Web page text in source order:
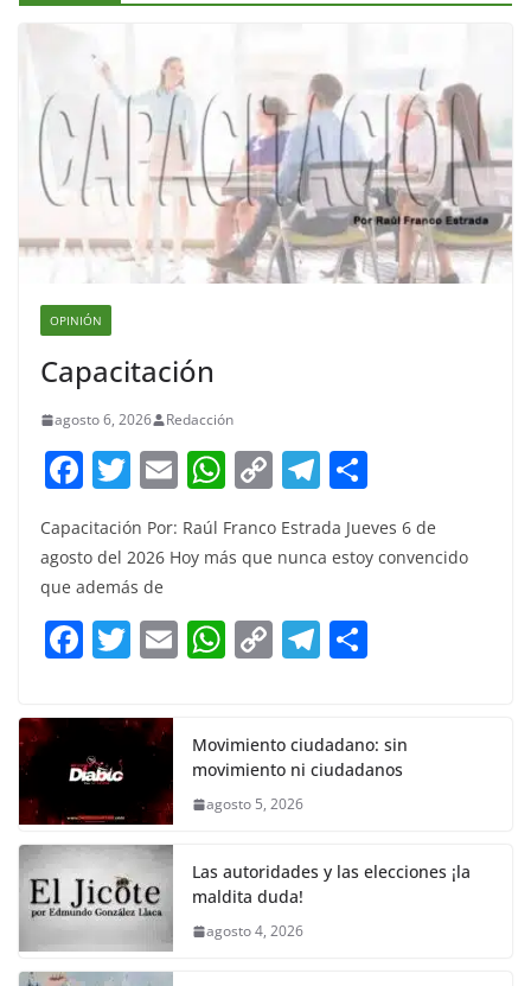
OPINIÓN
Capacitación
agosto 6, 2026 Redacción
F
a
c
e
b
o
k
T
itt
er
E
m
ai
W
at
A
p
C
p
Li
n
T
el
e
a
m
ar
e
Capacitación Por: Raúl Franco Estrada Jueves 6 de
agosto del 2026 Hoy más que nunca estoy convencido
que además de
F
c
e
b
o
o
k
T
itt
er
E W
s
A
p
C
y
Li
k
T
gr
a
e
Movimiento ciudadano: sin
movimiento ni ciudadanos
agosto 5, 2026
Las autoridades y las elecciones ¡la
maldita duda!
agosto 4, 2026